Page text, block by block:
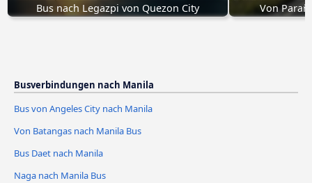
Bus nach Legazpi von Quezon City Von
Busverbindungen nach Manila
Bus von Angeles City nach Manila
Von Batangas nach Manila Bus
Bus Daet nach Manila
Naga nach Manila Bus